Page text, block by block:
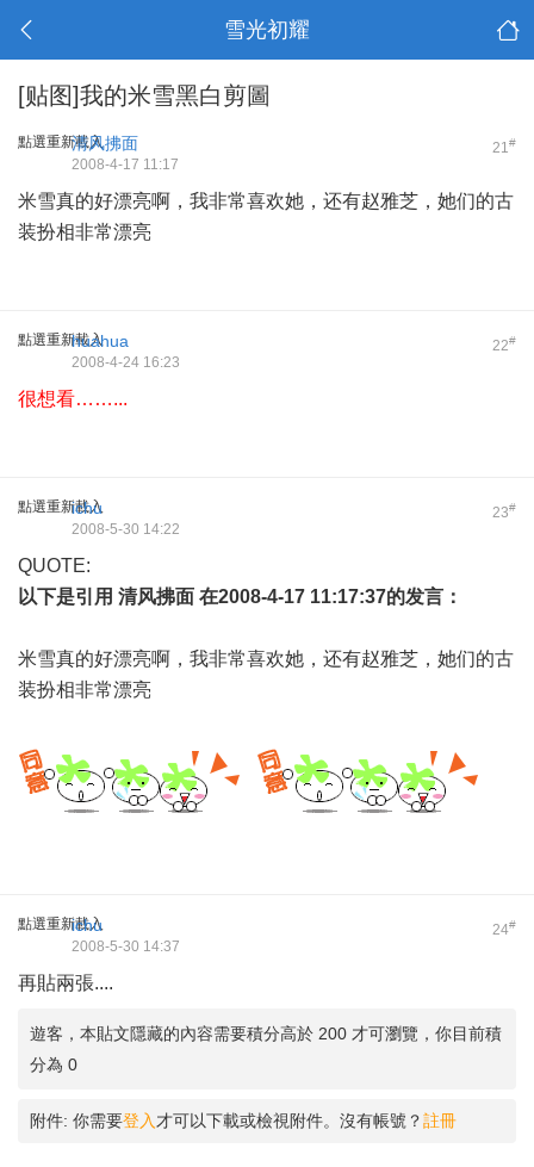
雪光初耀
[贴图]我的米雪黑白剪圖
點選重新載入 21#
清风拂面
2008-4-17 11:17
米雪真的好漂亮啊，我非常喜欢她，还有赵雅芝，她们的古
装扮相非常漂亮
點選重新載入 22#
huahua
2008-4-24 16:23
很想看……...
點選重新載入 23#
ichu
2008-5-30 14:22
QUOTE:
以下是引用 清风拂面 在2008-4-17 11:17:37的发言：
米雪真的好漂亮啊，我非常喜欢她，还有赵雅芝，她们的古
装扮相非常漂亮
點選重新載入 24#
ichu
2008-5-30 14:37
再貼兩張....
遊客，本貼文隱藏的內容需要積分高於 200 才可瀏覽，你目前積
分為 0
附件: 你需要登入 才可以下載或檢視附件。沒有帳號？註冊